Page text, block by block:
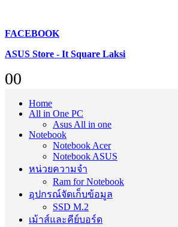
FACEBOOK
ASUS Store - It Square Laksi
00
Home
All in One PC
Asus All in one
Notebook
Notebook Acer
Notebook ASUS
หน่วยความจำ
Ram for Notebook
อุปกรณ์จัดเก็บข้อมูล
SSD M.2
เม้าส์และคีย์บอร์ด